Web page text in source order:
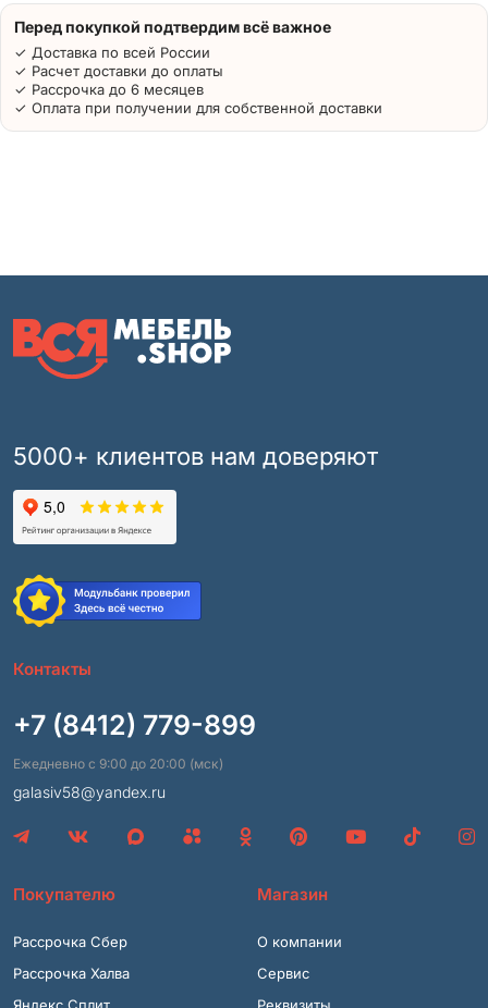
Перед покупкой подтвердим всё важное
✓ Доставка по всей России
✓ Расчет доставки до оплаты
✓ Рассрочка до 6 месяцев
✓ Оплата при получении для собственной доставки
5000+ клиентов нам доверяют
Контакты
+7 (8412) 779-899
Ежедневно с 9:00 до 20:00 (мск)
galasiv58@yandex.ru
Покупателю
Рассрочка Сбер
Рассрочка Халва
Магазин
О компании
Сервис